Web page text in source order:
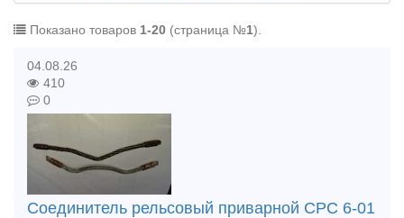
Показано товаров 1-20 (страница №1).
04.08.26
410
0
Соединитель рельсовый приварной СРС 6-01